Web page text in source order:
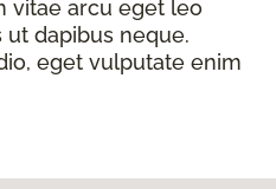
vitae arcu eget leo
ut dapibus neque.
eget vulputate enim